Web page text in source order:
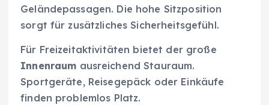
Geländepassagen. Die hohe Sitzposition
sorgt für zusätzliches Sicherheitsgefühl.
Für Freizeitaktivitäten bietet der große
Innenraum ausreichend Stauraum.
Sportgeräte, Reisegepäck oder Einkäufe
finden problemlos Platz.